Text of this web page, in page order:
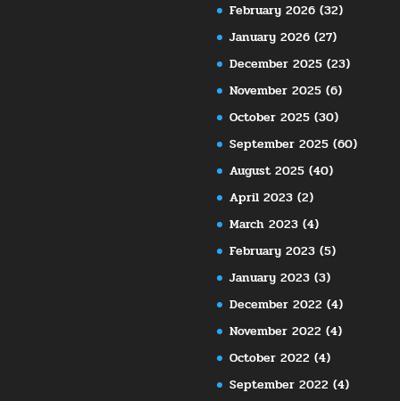
February 2026 (32)
January 2026 (27)
December 2025 (23)
November 2025 (6)
October 2025 (30)
September 2025 (60)
August 2025 (40)
April 2023 (2)
March 2023 (4)
February 2023 (5)
January 2023 (3)
December 2022 (4)
November 2022 (4)
October 2022 (4)
September 2022 (4)